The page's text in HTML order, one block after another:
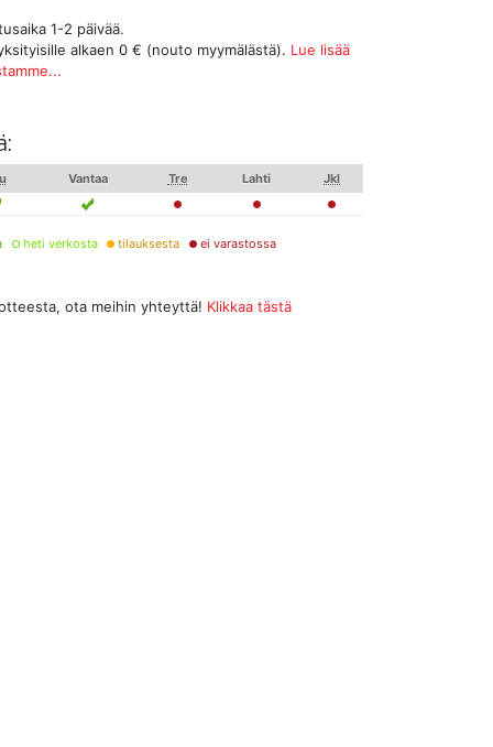
1-2 päivää.
alkaen 0 € (nouto myymälästä). Lue lisää
Vantaa Tre Lahti
Jkl
heti verkosta tilauksesta ei varastossa
ota meihin yhteyttä! Klikkaa tästä